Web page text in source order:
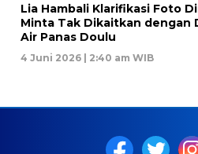
Lia Hambali Klarifikasi Foto
Minta Tak Dikaitkan dengan
Air Panas Doulu
4 Juni 2026 | 2:40 am WIB